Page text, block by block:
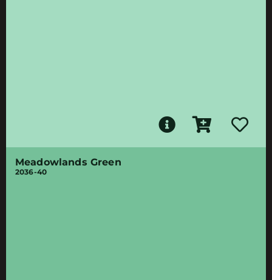
Meadowlands Green
2036-40